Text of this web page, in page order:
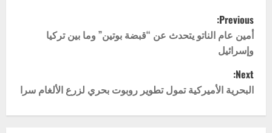
P
o
s
t
n
Previous:
أمين عام الناتو يتحدث عن “قبضة بوتين” وما بين تركيا
وإسرائيل
Next:
البحرية الأميركية تمول تطوير روبوت بحري لزرع الألغام سرا